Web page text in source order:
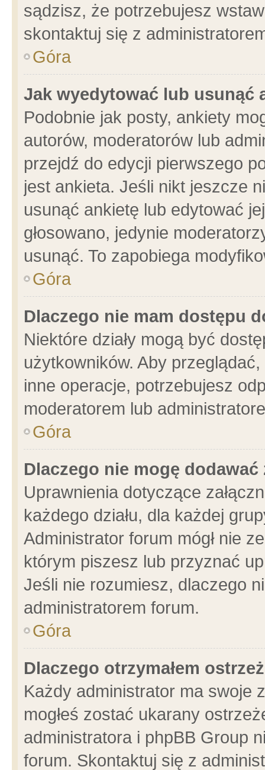
sądzisz, że potrzebujesz
skontaktuj się z
Góra
Jak wyedytować lub usunąć
Podobnie jak posty, ankiety
autorów, moderatorów lub
przejdź do edycji pierwszego
jest ankieta. Jeśli nikt jeszcze
usunąć ankietę lub edytować
głosowano, jedynie
usunąć. To zapobiega
Góra
Dlaczego nie mam dostępu
Niektóre działy mogą być
użytkowników. Aby
inne operacje, potrzebujesz
moderatorem lub
Góra
Dlaczego nie mogę dodawać
Uprawnienia dotyczące
każdego działu, dla każdej
Administrator forum mógł nie
którym piszesz lub przyznać
Jeśli nie rozumiesz, dlaczego
administratorem forum.
Góra
Dlaczego otrzymałem
Każdy administrator ma swoje
mogłeś zostać ukarany
administratora i phpBB Group
forum. Skontaktuj się z